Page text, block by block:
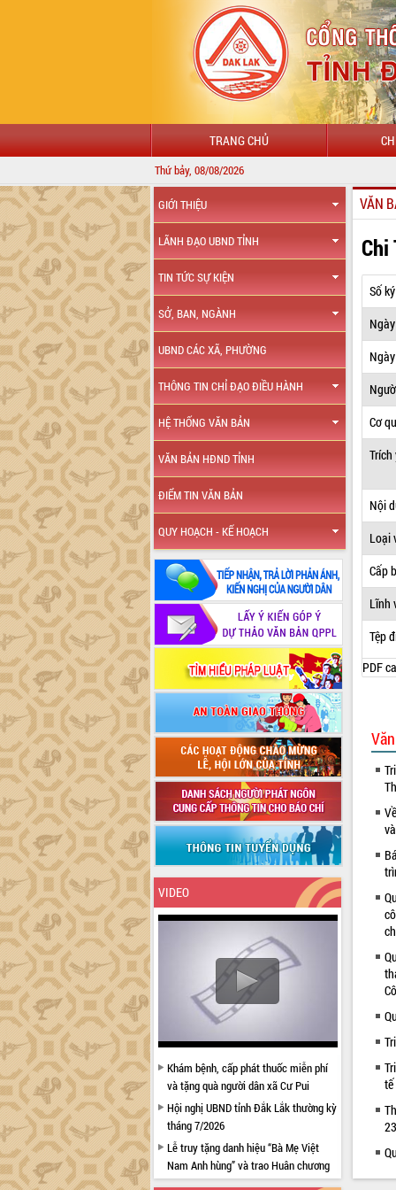
TRANG CHỦ
Thứ bảy, 08/08/2026
GIỚI THIỆU
LÃNH ĐẠO UBND TỈNH
TIN TỨC SỰ KIỆN
SỞ, BAN, NGÀNH
UBND CÁC XÃ, PHƯỜNG
THÔNG TIN CHỈ ĐẠO ĐIỀU HÀNH
HỆ THỐNG VĂN BẢN
VĂN BẢN HĐND TỈNH
ĐIỂM TIN VĂN BẢN
QUY HOẠCH - KẾ HOẠCH
VIDEO
Khám bệnh, cấp phát thuốc miễn phí
và tặng quà người dân xã Cư Pui
Hội nghị UBND tỉnh Đắk Lắk thường kỳ
tháng 7/2026
Lễ truy tặng danh hiệu “Bà Mẹ Việt
Nam Anh hùng” và trao Huân chương
Lao động
VĂN
Chi
Số
Cơ
Trích
Nội
Loại
Cấp
Lĩnh
Tệp
PDF